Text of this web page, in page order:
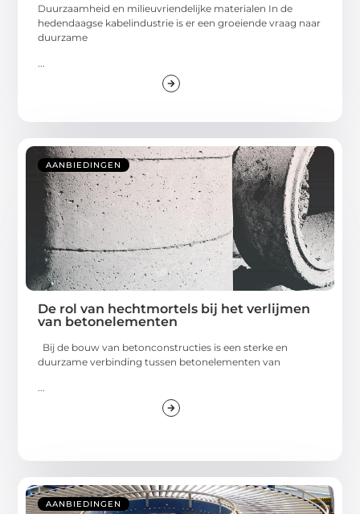
Duurzaamheid en milieuvriendelijke materialen In de
hedendaagse kabelindustrie is er een groeiende vraag naar
duurzame
AANBIEDINGEN
De rol van hechtmortels bij het verlijmen
van betonelementen
Bij de bouw van betonconstructies is een sterke en
duurzame verbinding tussen betonelementen van
...
AANBIEDINGEN